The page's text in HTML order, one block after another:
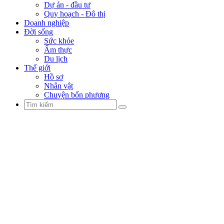
Dự án - đầu tư
Quy hoạch - Đô thị
Doanh nghiệp
Đời sống
Sức khỏe
Ẩm thực
Du lịch
Thế giới
Hồ sơ
Nhân vật
Chuyện bốn phương